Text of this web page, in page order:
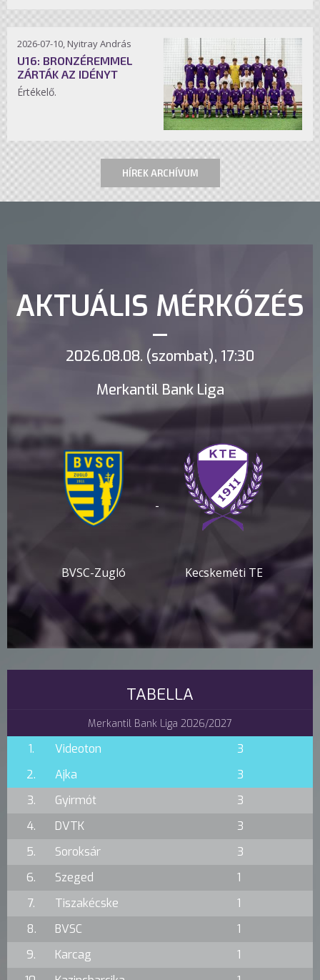
2026-07-10, Nyitray András
U16: BRONZÉREMMEL
ZÁRTÁK AZ IDÉNYT
Értékelő.
HÍREK ARCHÍVUM
AKTUÁLIS MÉRKŐZÉS
2026.08.08. (szombat), 17:30
Merkantil Bank Liga
BVSC-Zugló
-
Kecskeméti TE
TABELLA
Merkantil Bank Liga 2026/2027
1. Videoton
3
2.
Ajka
3
3.
Gyirmót
3
4.
DVTK
3
5.
Soroksár
3
6.
Szeged
1
7.
Tiszakécske
1
8.
BVSC
1
9.
Karcag
1